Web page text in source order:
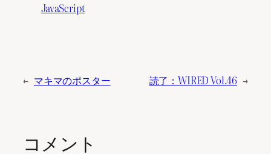
JavaScript
← マキマのポスター 読了：WIRED Vol.46 →
コメント